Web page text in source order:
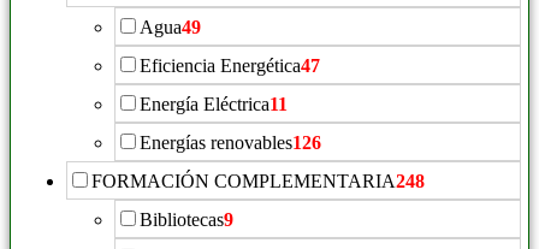
Agua49
Eficiencia Energética47
Energía Eléctrica11
Energías renovables126
FORMACIÓN COMPLEMENTARIA248
Bibliotecas9